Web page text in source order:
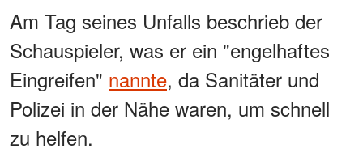
Am Tag seines Unfalls beschrieb der
Schauspieler, was er ein "engelhaftes
Eingreifen" nannte, da Sanitäter und
Polizei in der Nähe waren, um schnell
zu helfen.